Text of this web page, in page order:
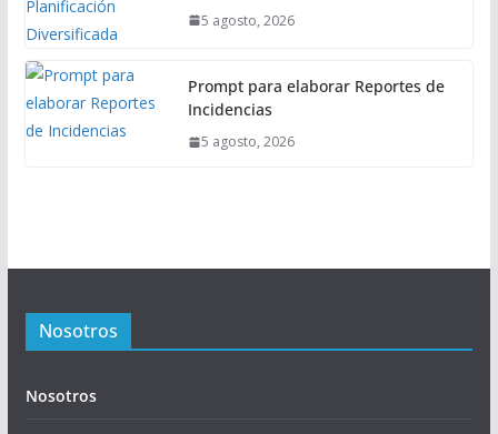
5 agosto, 2026
Prompt para elaborar Reportes de
Incidencias
5 agosto, 2026
Nosotros
Nosotros